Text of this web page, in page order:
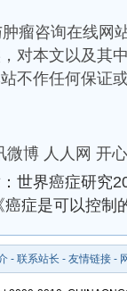
瘤咨询在线网
对本文以及其
不作任何保证
微博 人人网 开
世界癌症研究
癌症是可以控制
- 联系站长 - 友情链接-